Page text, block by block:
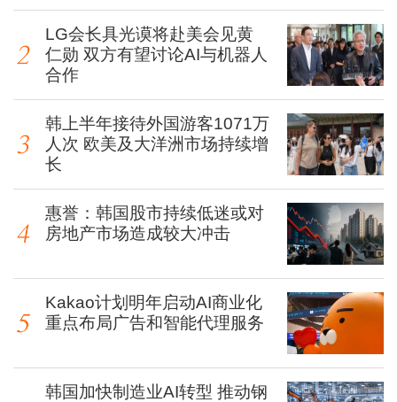
LG会长具光谟将赴美会见黄
仁勋 双方有望讨论AI与机器人
合作
韩上半年接待外国游客1071万
人次 欧美及大洋洲市场持续增
长
惠誉：韩国股市持续低迷或对
房地产市场造成较大冲击
Kakao计划明年启动AI商业化
重点布局广告和智能代理服务
韩国加快制造业AI转型 推动钢